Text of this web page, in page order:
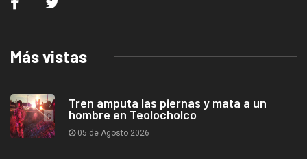
Más vistas
Tren amputa las piernas y mata a un
hombre en Teolocholco
05 de Agosto 2026